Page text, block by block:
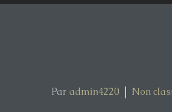
Par admin4220 Non